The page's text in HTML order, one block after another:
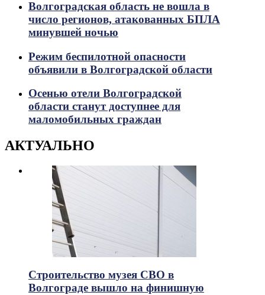
Волгоградская область не вошла в
число регионов, атакованных БПЛА
минувшей ночью
Режим беспилотной опасности
объявили в Волгоградской области
Осенью отели Волгоградской
области станут доступнее для
маломобильных граждан
АКТУАЛЬНО
Строительство музея СВО в
Волгограде вышло на финишную